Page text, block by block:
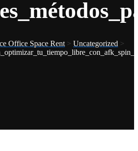
Office Space Rent > Uncategorized >